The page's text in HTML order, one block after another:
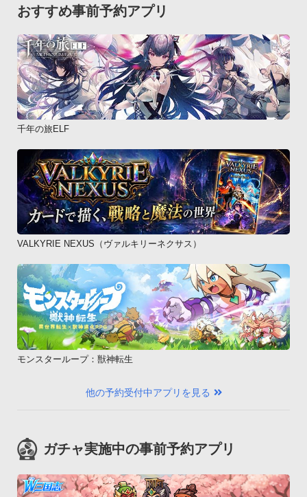
おすすめ事前予約アプリ
千年の旅ELF
VALKYRIE NEXUS（ヴァルキリーネクサス）
モンスターループ：獣神転生
他の予約受付中アプリを見る
ガチャ実施中の事前予約アプリ